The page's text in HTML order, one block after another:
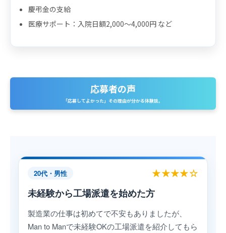
慶弔金の支給
医療サポート：入院日額2,000〜4,000円 など
応募者の声
「応募してよかった」その理由が分かる体験談。
20代・男性 ★★★★☆
未経験から工場派遣を始めた方
製造業の仕事は初めてで不安もありましたが、
Man to Manで未経験OKの工場派遣を紹介してもら